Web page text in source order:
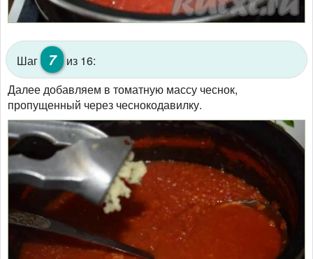
Шаг 7 из 16:
Далее добавляем в томатную массу чеснок,
пропущенный через чеснокодавилку.